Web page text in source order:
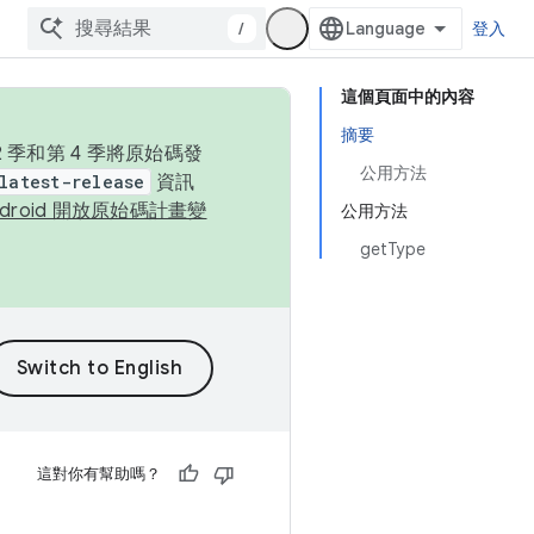
/ 登入
這個頁面中的內容
摘要
公用方法
公用方法
getType
和第 4 季將原始碼發
release
資訊
開放原始碼計畫變
這對你有幫助嗎？